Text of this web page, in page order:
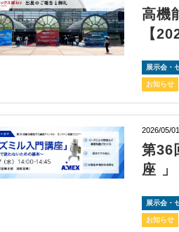
高機
【
展示会・
お知らせ
2026/05/01
第36
座
展示会・
お知らせ